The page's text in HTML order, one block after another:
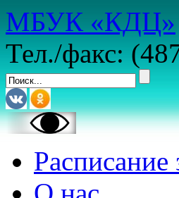
МБУК «КДЦ»
Тел./факс:
Расписание